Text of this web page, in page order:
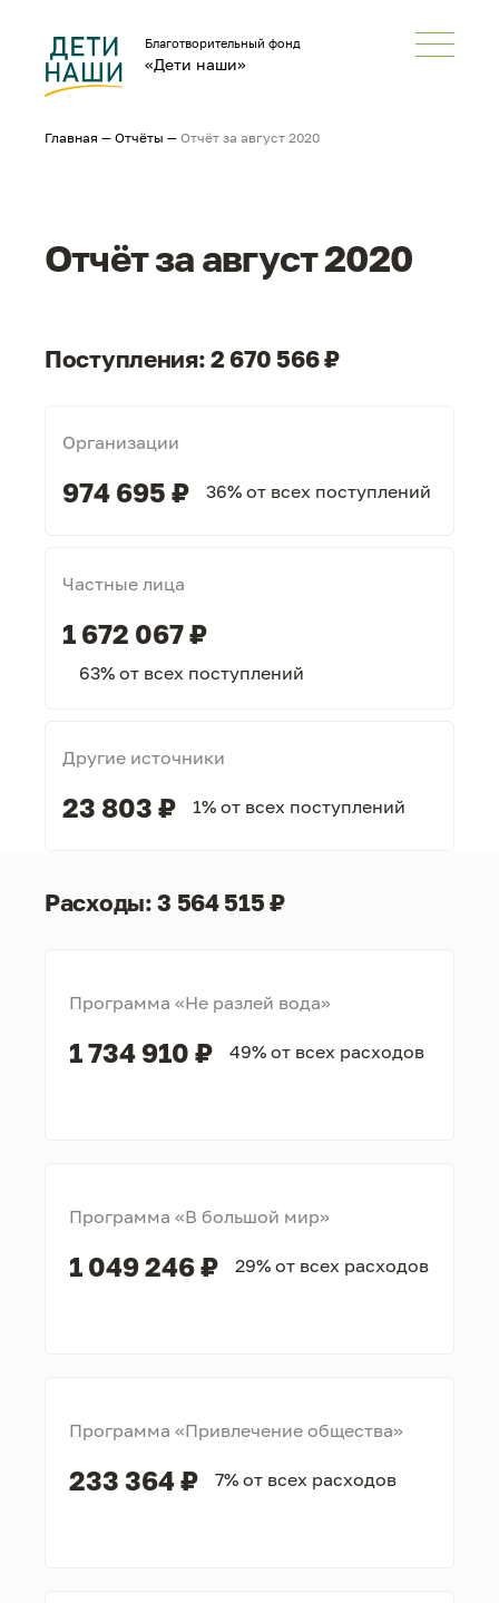
Благотворительный фонд
«Дети наши»
Главная — Отчёты — Отчёт за август 2020
Отчёт за август 2020
Поступления: 2 670 566 ₽
Организации
974 695 ₽ 36% от всех поступлений
Частные лица
1 672 067 ₽
63% от всех поступлений
Другие источники
23 803 ₽ 1% от всех поступлений
Расходы: 3 564 515 ₽
Программа «Не разлей вода»
1 734 910 ₽ 49% от всех расходов
Программа «В большой мир»
1 049 246 ₽ 29% от всех расходов
Программа «Привлечение общества»
233 364 ₽ 7% от всех расходов